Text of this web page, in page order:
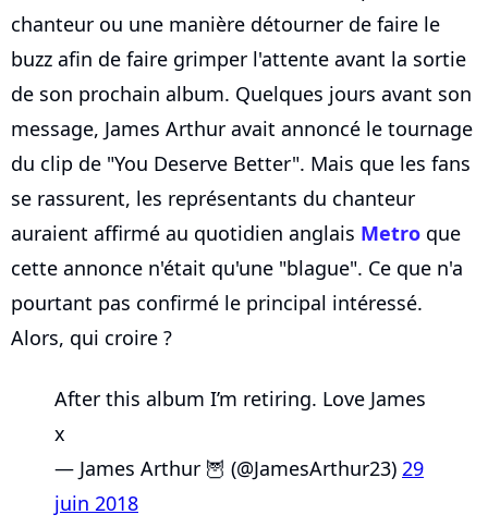
chanteur ou une manière détourner de faire le
buzz afin de faire grimper l'attente avant la sortie
de son prochain album. Quelques jours avant son
message, James Arthur avait annoncé le tournage
du clip de "You Deserve Better". Mais que les fans
se rassurent, les représentants du chanteur
auraient affirmé au quotidien anglais Metro que
cette annonce n'était qu'une "blague". Ce que n'a
pourtant pas confirmé le principal intéressé.
Alors, qui croire ?
After this album I’m retiring. Love James
x
— James Arthur 🦉 (@JamesArthur23) 29
juin 2018